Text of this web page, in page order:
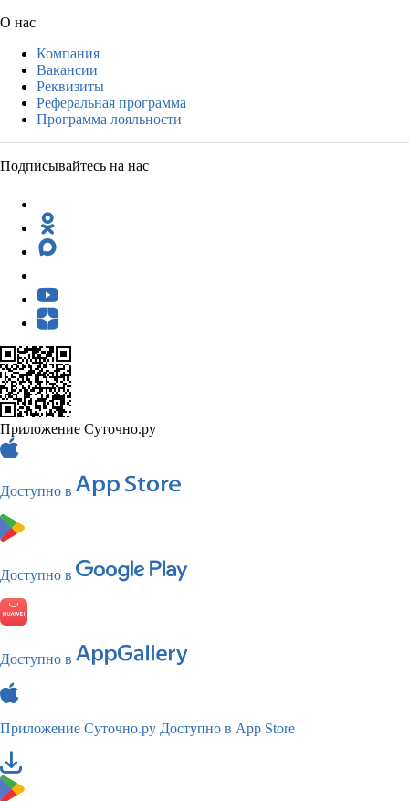
О нас
Компания
Вакансии
Реквизиты
Реферальная программа
Программа лояльности
Подписывайтесь на нас
Приложение Суточно.ру
Доступно в
Доступно в
Доступно в
Приложение Суточно.ру Доступно в App Store